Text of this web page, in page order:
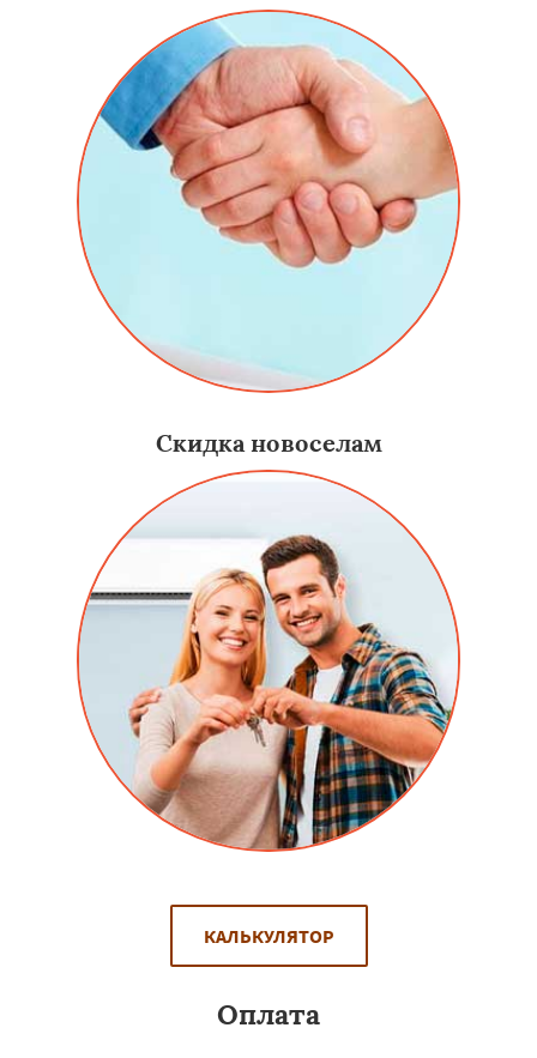
Скидка новоселам
КАЛЬКУЛЯТОР
Оплата